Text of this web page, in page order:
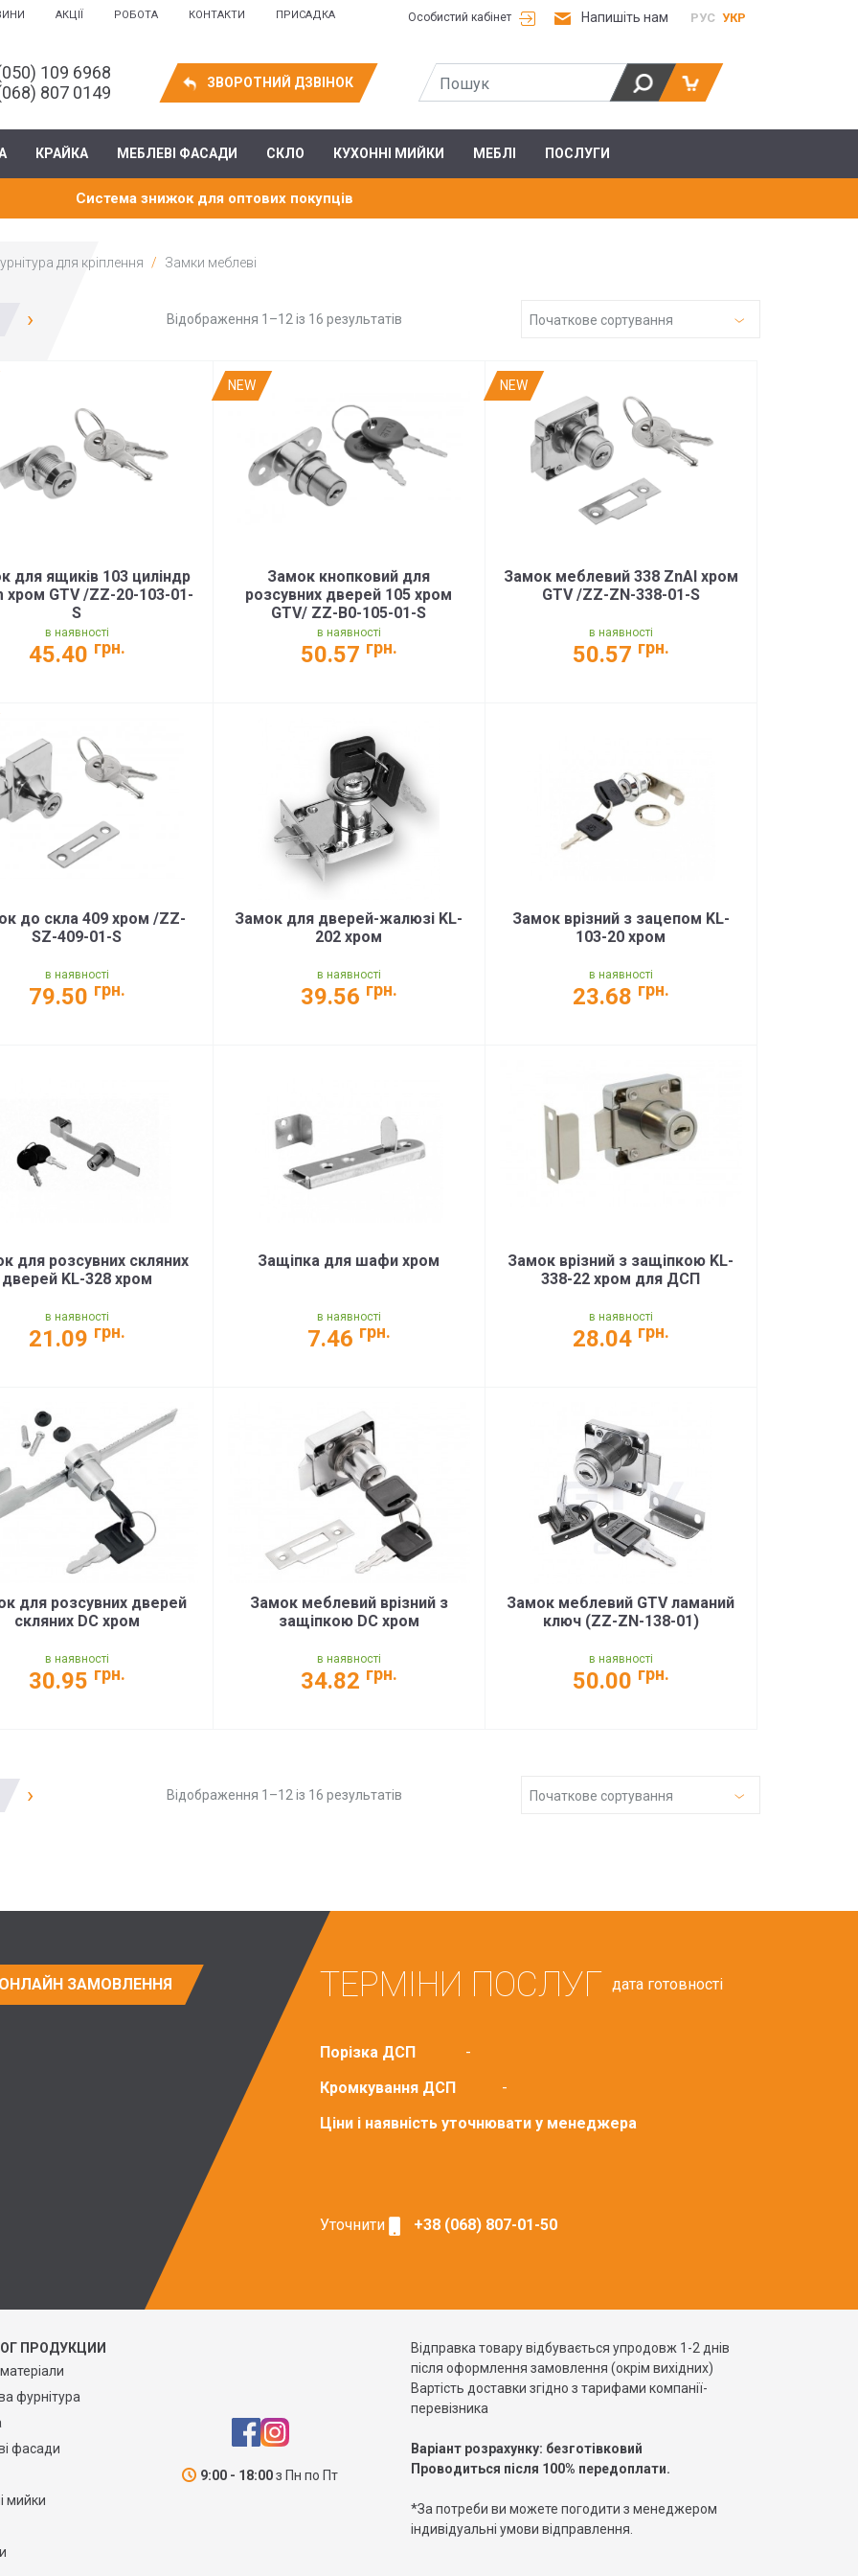
АКЦІЇ РОБОТА КОНТАКТИ ПРИСАДКА Особистий кабінет Напишіть нам РУС УКР
109 6968
807 0149
ЗВОРОТНИЙ ДЗВІНОК
КРАЙКА МЕБЛЕВІ ФАСАДИ СКЛО КУХОННІ МИЙКИ МЕБЛІ ПОСЛУГИ
Система знижок для оптових покупців
для кріплення Замки меблеві
› Відображення 1–12 із 16 результатів Початкове сортування
для ящиків 103 циліндр
хром GTV /ZZ-20-103-01-
S
в наявності
45.40 грн.
NEW
Замок кнопковий для
розсувних дверей 105 хром
GTV/ ZZ-B0-105-01-S
в наявності
50.57 грн.
NEW
Замок меблевий 338 ZnAl хром
GTV /ZZ-ZN-338-01-S
в наявності
50.57 грн.
до скла 409 хром /ZZ-
SZ-409-01-S
в наявності
79.50 грн.
Замок для дверей-жалюзі KL-
202 хром
в наявності
39.56 грн.
Замок врізний з зацепом KL-
103-20 хром
в наявності
23.68 грн.
для розсувних скляних
дверей KL-328 хром
в наявності
21.09 грн.
Защіпка для шафи хром
в наявності
7.46 грн.
Замок врізний з защіпкою KL-
338-22 хром для ДСП
в наявності
28.04 грн.
для розсувних дверей
скляних DC хром
в наявності
30.95 грн.
Замок меблевий врізний з
защіпкою DC хром
в наявності
34.82 грн.
Замок меблевий GTV ламаний
ключ (ZZ-ZN-138-01)
в наявності
50.00 грн.
› Відображення 1–12 із 16 результатів Початкове сортування
ЗАМОВЛЕННЯ ТЕРМІНИ ПОСЛУГ дата готовності
Порізка ДСП
-
Кромкування ДСП
-
Ціни і наявність уточнювати у менеджера
Уточнити +38 (068) 807-01-50
ПРОДУКЦИИ
фурнітура
фасади
мийки
9:00 - 18:00з Пн по Пт
Відправка товару відбувається упродовж 1-2 днів
після оформлення замовлення (окрім вихідних)
Вартість доставки згідно з тарифами компанії-
перевізника
Варіант розрахунку: безготівковий
Проводиться після 100% передоплати.
*За потреби ви можете погодити з менеджером
індивідуальні умови відправлення.